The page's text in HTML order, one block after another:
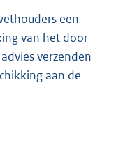
een
van het door
verzenden
aan de